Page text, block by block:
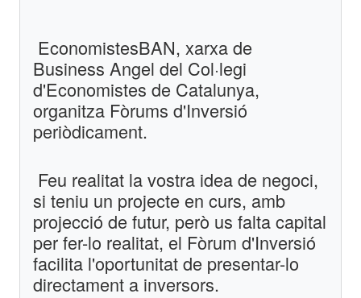
EconomistesBAN, xarxa de
Business Angel del Col·legi
d'Economistes de Catalunya,
organitza Fòrums d'Inversió
periòdicament.
Feu realitat la vostra idea de negoci,
si teniu un projecte en curs, amb
projecció de futur, però us falta capital
per fer-lo realitat, el Fòrum d'Inversió
facilita l'oportunitat de presentar-lo
directament a inversors.